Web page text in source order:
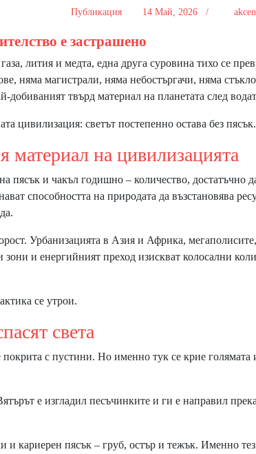
Публикация 14 Май, 2026 /
е застрашено
лития и медта, една друга суровина тихо се
няма магистрали, няма небостъргачи, няма
твърд материал на планетата след
цивилизация: светът постепенно остава без пясък.
материал на цивилизацията
пясък и чакъл годишно – количество, достатъчно
способността на природата да възстановява
Урбанизацията в Азия и Африка, мегаполисите,
и енергийният преход изискват колосални
се утрои.
света
с пустини. Но именно тук се крие голямата
е изгладил песъчинките и ги е направил
и кариерен пясък – груб, остър и тежък. Именно